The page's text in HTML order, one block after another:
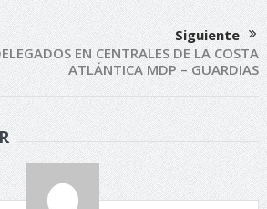
Siguiente
EN CENTRALES DE LA COSTA
ATLÁNTICA MDP – GUARDIAS